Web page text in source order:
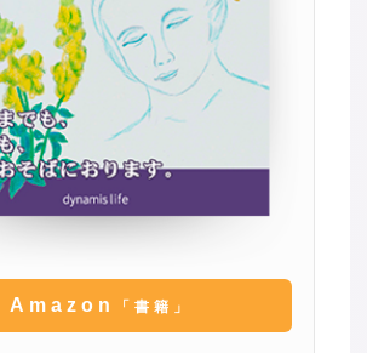
Amazon 「書籍」